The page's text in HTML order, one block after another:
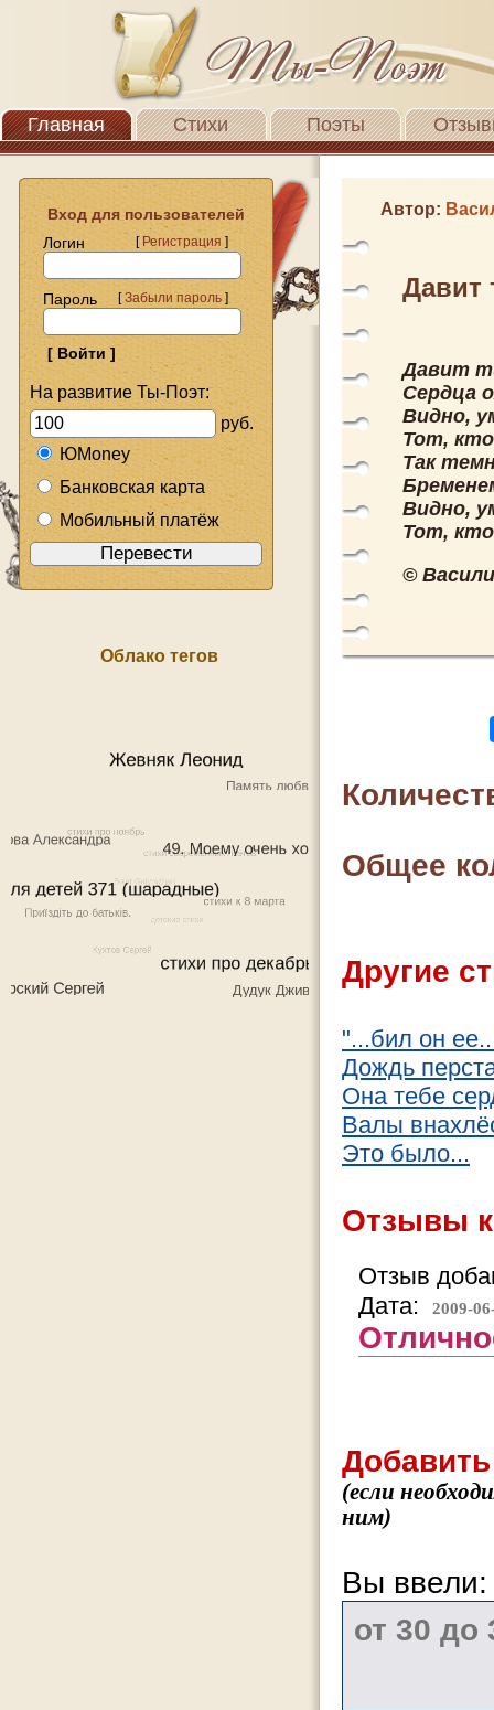
Главная Стихи Поэты
Вход для пользователей
Логин
[Регистрация]
Пароль [Забыли пароль]
На развитие Ты-Поэт:
руб.
ЮMoney
Банковская карта
Мобильный платёж
Облако тегов
Автор:
Давит
Давит
Сердца
Видно,
Тот,
Так
Видно,
Тот,
©
Общее
Другие
"...бил он
Дождь
Она тебе
Валы
Это было...
Отзывы
Отзыв
Дата:
2009-
(если
ним)
Вы